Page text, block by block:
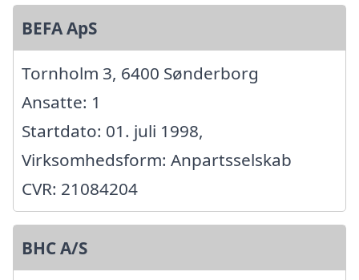
BEFA ApS
Tornholm 3, 6400 Sønderborg
Ansatte: 1
Startdato: 01. juli 1998,
Virksomhedsform: Anpartsselskab
CVR: 21084204
BHC A/S